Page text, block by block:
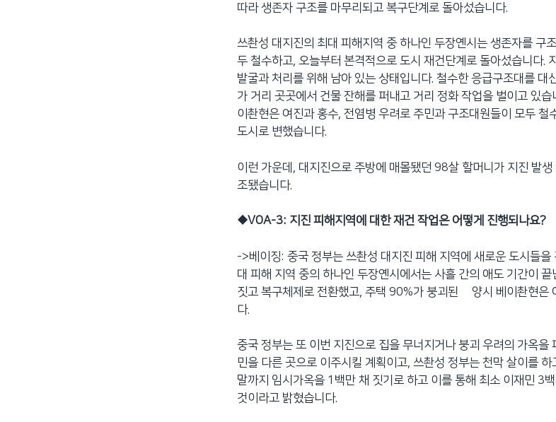
따라 생존자 구조를 마무리되고 복구단계로 돌아섰습니다.
쓰촨성 대지진의 최대 피해지역 중 하나인 두장옌시는 생존자를 구
두 철수하고, 오늘부터 본격적으로 도시 재건단계로 돌아섰습니다.
발굴과 처리를 위해 남아 있는 상태입니다. 철수한 응급구조대를 대
가 거리 곳곳에서 건물 잔해를 퍼내고 거리 정화 작업을 벌이고 있습
이촨현은 여진과 홍수, 전염병 우려로 주민과 구조대원들이 모두 철
도시로 변했습니다.
이런 가운데, 대지진으로 주방에 매몰됐던 98살 할머니가 지진 발
조됐습니다.
◆VOA-3: 지진 피해지역에 대한 재건 작업은 어떻게 진행되나요?
->베이징: 중국 정부는 쓰촨성 대지진 피해 지역에 새로운 도시들을
대 피해 지역 중의 하나인 두장옌시에서는 사흘 간의 애도 기간이
짓고 복구체제로 전환했고, 주택 90%가 붕괴된 몐양시 베이촨현은
다.
중국 정부는 또 이번 지진으로 집을 무너지거나 붕괴 우려의 가옥
민을 다른 곳으로 이주시킬 계획이고, 쓰촨성 정부는 천막 살이를
말까지 임시가옥을 1백만 채 짓기로 하고 이를 통해 최소 이재민 3
것이라고 밝혔습니다.